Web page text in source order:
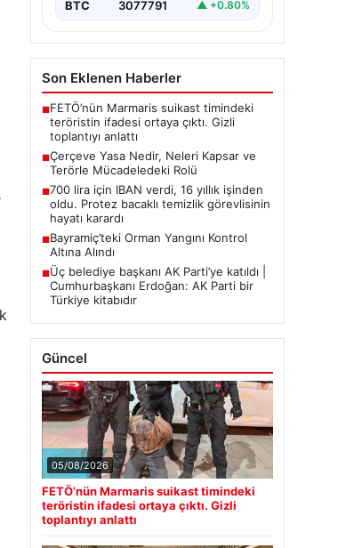
BTC 3077791 ▲ +0.80%
Son Eklenen Haberler
■FETÖ’nün Marmaris suikast timindeki
teröristin ifadesi ortaya çıktı. Gizli
toplantıyı anlattı
■Çerçeve Yasa Nedir, Neleri Kapsar ve
Terörle Mücadeledeki Rolü
■700 lira için IBAN verdi, 16 yıllık işinden
oldu. Protez bacaklı temizlik görevlisinin
hayatı karardı
■Bayramiç’teki Orman Yangını Kontrol
Altına Alındı
■Üç belediye başkanı AK Parti’ye katıldı |
Cumhurbaşkanı Erdoğan: AK Parti bir
Türkiye kitabıdır
Güncel
05/08/2026
FETÖ’nün Marmaris suikast timindeki
teröristin ifadesi ortaya çıktı. Gizli
toplantıyı anlattı